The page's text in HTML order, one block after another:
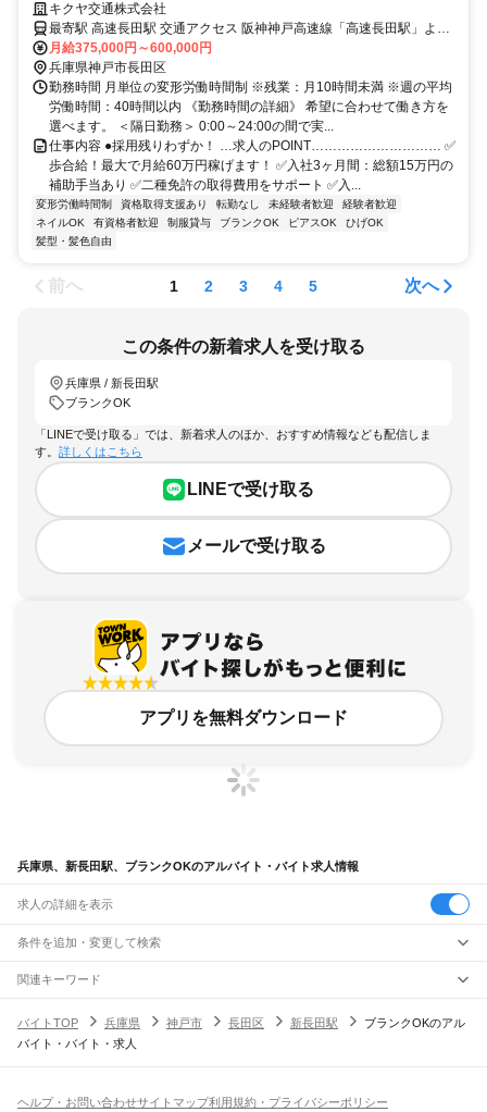
稼げるタクシードライバー／二種免許取得中も「日当＋交通費」を支
給！残業月10h未満／3ヶ月で15万円の補助手当あり
キクヤ交通株式会社
最寄駅 高速長田駅 交通アクセス 阪神神戸高速線「高速長田駅」より
徒歩8分 JR「兵庫駅」より徒歩10分程度
月給375,000円～600,000円
兵庫県神戸市長田区
勤務時間 月単位の変形労働時間制 ※残業：月10時間未満 ※週の平均
労働時間：40時間以内 《勤務時間の詳細》 希望に合わせて働き方を
選べます。 ＜隔日勤務＞ 0:00～24:00の間で実...
仕事内容 ●採用残りわずか！ …求人のPOINT………………………… ✅
歩合給！最大で月給60万円稼げます！ ✅入社3ヶ月間：総額15万円の
補助手当あり ✅二種免許の取得費用をサポート ✅入...
変形労働時間制 資格取得支援あり 転勤なし 未経験者歓迎
経験者歓迎
ネイルOK
有資格者歓迎 制服貸与 ブランクOK ピアスOK
ひげOK
髪型・髪色自由
前へ 1 2 3 4 5 次へ
この条件の新着求人を受け取る
兵庫県 / 新長田駅
ブランクOK
「LINEで受け取る」では、新着求人のほか、おすすめ情報なども配信しま
す。 詳しくはこちら
LINEで受け取る
メールで受け取る
アプリを無料ダウンロード
兵庫県、新長田駅、ブランクOKのアルバイト・バイト求人情報
求人の詳細を表示
条件を追加・変更して検索
市区町村を追加・変更
兵庫県すべて
神戸市 すべて
西脇市宝塚市三木市高砂市川西市小野市三田市加西市丹波篠山市
駅を追加・変更
職種を追加・変更
飲食・フードサービスすべて
関連キーワード
バイトTOP
兵庫県 神戸市 長田区 新長田駅
ブランクOKのアル
バイト・バイト・求人
ヘルプ・お問い合わせサイトマップ利用規約・プライバシーポリシー